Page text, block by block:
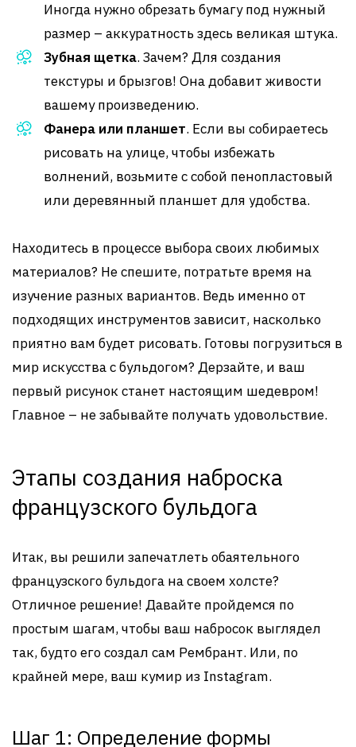
Иногда нужно обрезать бумагу под нужный
размер – аккуратность здесь великая штука.
Зубная щетка. Зачем? Для создания
текстуры и брызгов! Она добавит живости
вашему произведению.
Фанера или планшет. Если вы собираетесь
рисовать на улице, чтобы избежать
волнений, возьмите с собой пенопластовый
или деревянный планшет для удобства.
Находитесь в процессе выбора своих любимых
материалов? Не спешите, потратьте время на
изучение разных вариантов. Ведь именно от
подходящих инструментов зависит, насколько
приятно вам будет рисовать. Готовы погрузиться в
мир искусства с бульдогом? Дерзайте, и ваш
первый рисунок станет настоящим шедевром!
Главное – не забывайте получать удовольствие.
Этапы создания наброска
французского бульдога
Итак, вы решили запечатлеть обаятельного
французского бульдога на своем холсте?
Отличное решение! Давайте пройдемся по
простым шагам, чтобы ваш набросок выглядел
так, будто его создал сам Рембрант. Или, по
крайней мере, ваш кумир из Instagram.
Шаг 1: Определение формы